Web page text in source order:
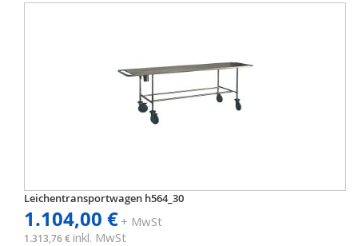
Leichentransportwagen h564_30
1.104,00 €+ MwSt
1.313,76 € inkl. MwSt